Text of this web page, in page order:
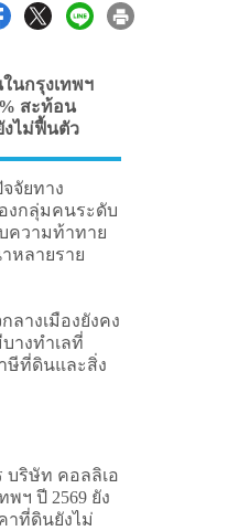
นกรุงเทพฯ
สะท้อน
งไม่ฟื้นตัว
จัยทาง
งกลุ่มคนระดับ
ความท้าทาย
หลายราย
ลางเมืองยังคง
างทำเลที่
ษีที่ดินและสิ่ง
บริษัท คอลลิเอ
ฯ ปี 2569 ยัง
าที่ดินยังไม่